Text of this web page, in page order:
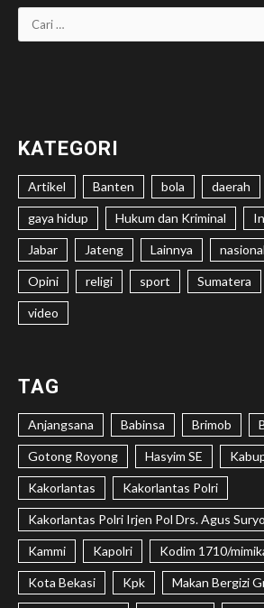
Cari
untuk:
KATEGORI
Artikel Banten bola daerah
gaya hidup Hukum dan Kriminal
Jabar Jateng Lainnya nasional
Opini religi sport Sumatera
video
TAG
Anjangsana Babinsa Brimob
Gotong Royong Hasyim SE
Kakorlantas Kakorlantas Polri
Kakorlantas Polri Irjen Pol Drs. Agus
Kammi Kapolri Kodim 1710/
Kota Bekasi Kpk Makan Bergizi